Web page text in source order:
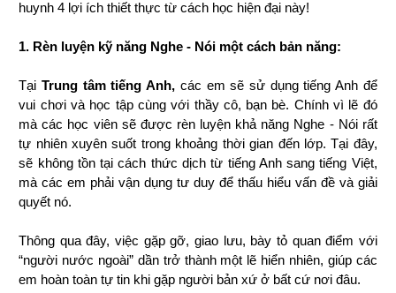
huynh 4 lợi ích thiết thực từ cách học hiện đại này!
1. Rèn luyện kỹ năng Nghe - Nói một cách bản năng:
Tại Trung tâm tiếng Anh, các em sẽ sử dụng tiếng Anh để
vui chơi và học tập cùng với thầy cô, bạn bè. Chính vì lẽ đó
mà các học viên sẽ được rèn luyện khả năng Nghe - Nói rất
tự nhiên xuyên suốt trong khoảng thời gian đến lớp. Tại đây,
sẽ không tồn tại cách thức dịch từ tiếng Anh sang tiếng Việt,
mà các em phải vận dụng tư duy để thấu hiểu vấn đề và giải
quyết nó.
Thông qua đây, việc gặp gỡ, giao lưu, bày tỏ quan điểm với
“người nước ngoài” dần trở thành một lẽ hiển nhiên, giúp các
em hoàn toàn tự tin khi gặp người bản xứ ở bất cứ nơi đâu.